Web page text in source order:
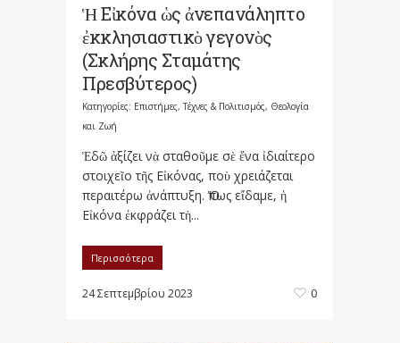
Ἡ Εἰκόνα ὡς ἀνεπανάληπτο
ἐκκλησιαστικὸ γεγονὸς
(Σκλήρης Σταμάτης
Πρεσβύτερος)
Κατηγορίες: Επιστήμες, Τέχνες & Πολιτισμός, Θεολογία
και Ζωή
Ἐδῶ ἀξίζει νὰ σταθοῦμε σὲ ἕνα ἰδιαίτερο
στοιχεῖο τῆς Εἰκόνας, ποὺ χρειάζεται
περαιτέρω ἀνάπτυξη. Ὅπως εἴδαμε, ἡ
Εἰκόνα ἐκφράζει τὴ...
Περισσότερα
24 Σεπτεμβρίου 2023 0